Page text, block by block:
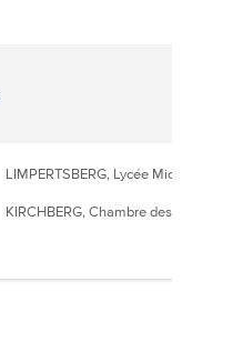
LIMPERTSBERG, Lycée Michel
KIRCHBERG, Chambre des Métiers